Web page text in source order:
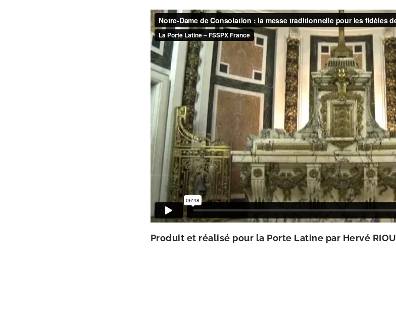
Produit et réa­li­sé pour la Porte Latine par Hervé RIOU